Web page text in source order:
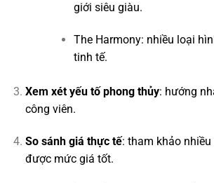
giới siêu giàu.
The Harmony: nhiều loại
tinh tế.
Xem xét yếu tố phong thủy: hướng
công viên.
So sánh giá thực tế: tham khảo
được mức giá tốt.